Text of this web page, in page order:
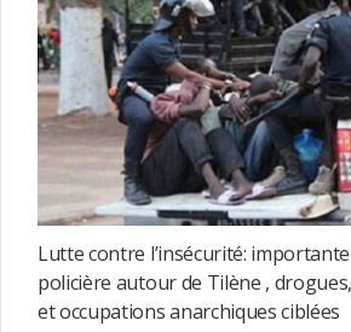
Lutte contre l’insécurité:
policière autour de Tilène ,
et occupations anarchiques ciblées